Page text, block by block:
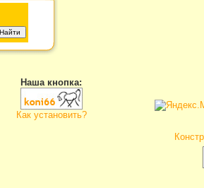
Наша кнопка:
Как установить?